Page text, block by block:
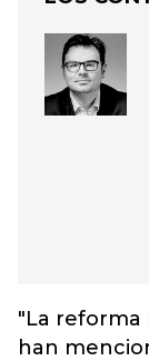
"La reforma
han